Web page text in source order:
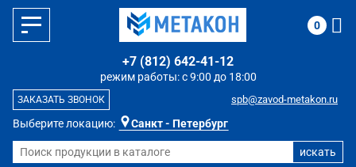
Выберите локацию: Санкт - Петербург
режим работы: с 9:00 до 18:00
+7 (812) 642-41-12
spb@zavod-metakon.ru
ЗАКАЗАТЬ ЗВОНОК
0